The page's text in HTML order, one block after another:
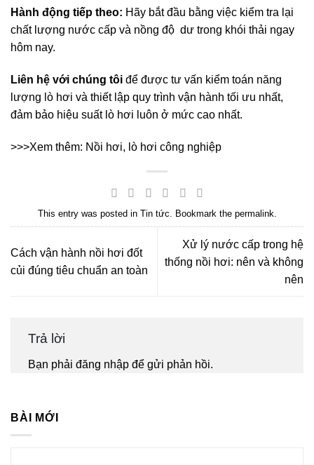
Hành động tiếp theo: Hãy bắt đầu bằng việc kiểm tra lại
chất lượng nước cấp và nồng độ dư trong khói thải ngay
hôm nay.
Liên hệ với chúng tôi để được tư vấn kiểm toán năng
lượng lò hơi và thiết lập quy trình vận hành tối ưu nhất,
đảm bảo hiệu suất lò hơi luôn ở mức cao nhất.
>>>Xem thêm: Nồi hơi, lò hơi công nghiệp
This entry was posted in Tin tức . Bookmark the permalink
Cách vận hành nồi hơi đốt
củi đúng tiêu chuẩn an toàn
Xử lý nước cấp trong hệ
thống nồi hơi: nên và không
nên
Trả lời
Bạn phải đăng nhập để gửi phản hồi.
BÀI MỚI